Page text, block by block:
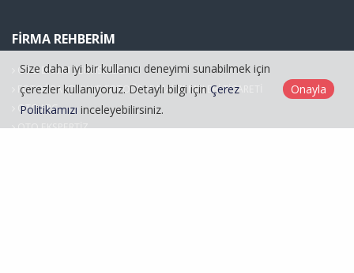
FIRMA REHBERIM
OTO BAKIM SERVİSCİLİĞİ
FOTOĞRAFÇILIK VE FOTOĞRAF MALZEMELERİ TİCARETİ
OTO LPG
OTO EKSPERTİZ
Size daha iyi bir kullanıcı deneyimi sunabilmek için
çerezler kullanıyoruz. Detaylı bilgi için Çerez
Politikamızı inceleyebilirsiniz.
Onayla